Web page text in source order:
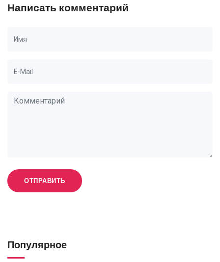
Написать комментарий
Популярное